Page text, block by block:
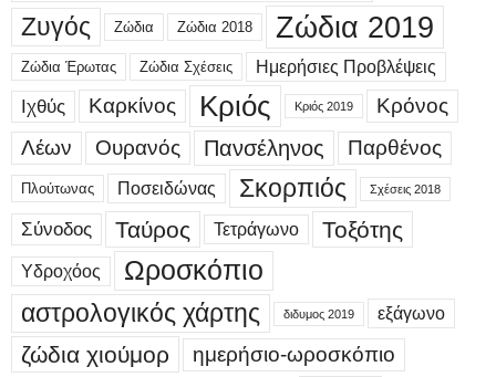
Ζυγός Ζώδια Ζώδια 2018 Ζώδια 2019
Ζώδια Έρωτας Ζώδια Σχέσεις Ημερήσιες Προβλέψεις
Ιχθύς Καρκίνος Κριός Κριός 2019
Κρόνος
Λέων
Ουρανός Πανσέληνος Παρθένος
Πλούτωνας Ποσειδώνας Σκορπιός Σχέσεις 2018
Σύνοδος Ταύρος Τετράγωνο Τοξότης
Υδροχόος Ωροσκόπιο
αστρολογικός χάρτης διδυμος 2019 εξάγωνο
ζώδια χιούμορ ημερήσιο-ωροσκόπιο